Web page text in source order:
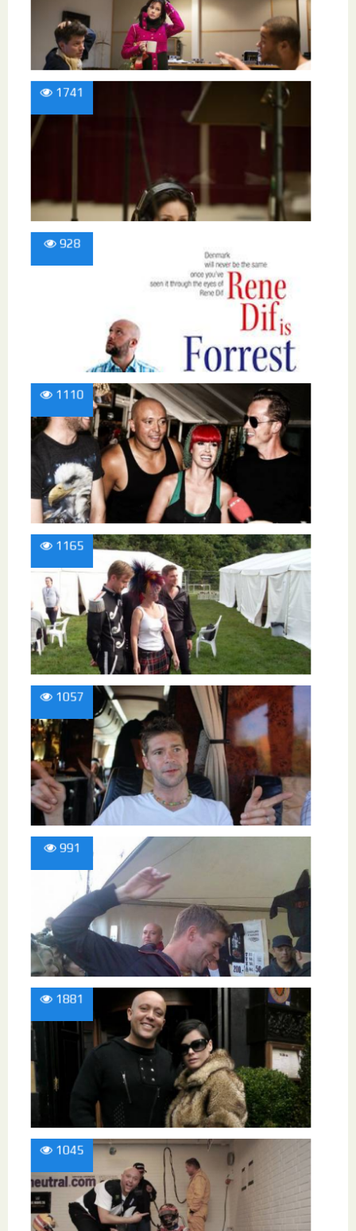
1741
928
1110
1165
1057
991
1881
1045